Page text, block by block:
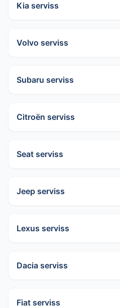
Kia serviss
Volvo serviss
Subaru serviss
Citroën serviss
Seat serviss
Jeep serviss
Lexus serviss
Dacia serviss
Fiat serviss